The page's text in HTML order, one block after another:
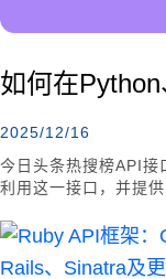
如何在
2025/12/16
今日头条热搜榜API接
利用这一接口，并提